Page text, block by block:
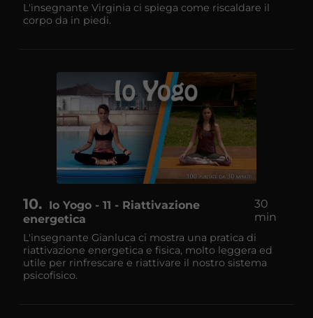
L'insegnante Virginia ci spiega come riscaldare il
corpo da in piedi.
10
Io Yogo - 11 - Riattivazione
energetica
30
min
L'insegnante Gianluca ci mostra una pratica di
riattivazione energetica e fisica, molto leggera ed
utile per rinfrescare e riattivare il nostro sistema
psicofisico.